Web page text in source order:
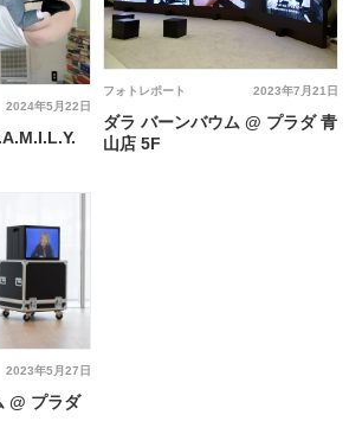
2024年5月22日
2023年7月21日
フォトレポート
ダラ バーンバウム @ プラダ 青
山店 5F
2023年5月27日
@ プラダ